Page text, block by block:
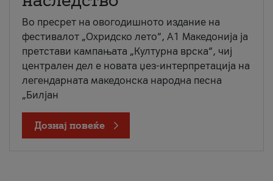
Во пресрет на овогодишното издание на
фестивалот „Охридско лето“, А1 Македонија ја
претстави кампањата „Културна врска“, чиј
централен дел е новата џез-интерпретација на
легендарната македонска народна песна
„Билјан
Дознај повеќе